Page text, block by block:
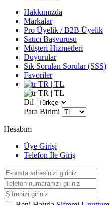
Hakkımızda
Markalar
Pro Üyelik / B2B Üyelik
Satıcı Başvurusu
Müşteri Hizmetleri
Duyurular
Sık Sorulan Sorular (SSS)
Favoriler
TR | TL
TR | TL
Dil
Para Birimi
Hesabım
Üye Girişi
Telefon İle Giriş